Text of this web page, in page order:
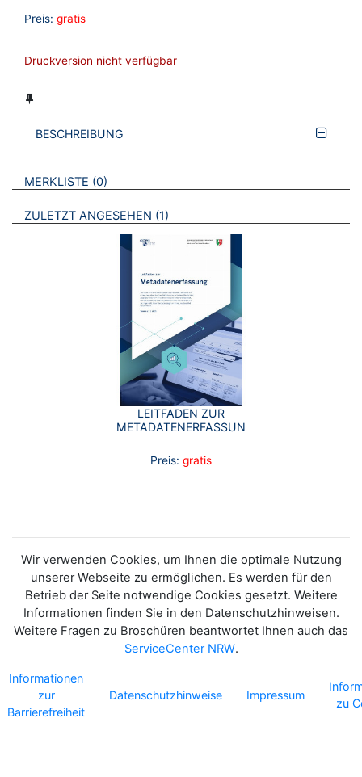
Preis: gratis
Druckversion nicht verfügbar
BESCHREIBUNG
VERWEISE AUF VERMERKTE- ODER ZULETZT ANGESEHENE
MERKLISTE 0 BROSCHÜREN
ZULETZT ANGESEHEN 1 BROSCHÜREN
LEITFADEN ZUR
METADATENERFASSUNG
Preis: gratis
Wir verwenden Cookies, um Ihnen die optimale Nutzung
unserer Webseite zu ermöglichen. Es werden für den
Betrieb der Seite notwendige Cookies gesetzt. Weitere
Informationen finden Sie in den Datenschutzhinweisen.
Weitere Fragen zu Broschüren beantwortet Ihnen auch das
ServiceCenter NRW.
Informationen
zur
Barrierefreiheit
Datenschutzhinweise Impressum
zu